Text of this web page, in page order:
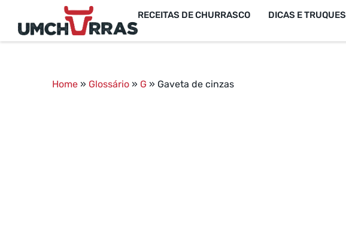
RECEITAS DE CHURRASCO DICAS E TRUQUES
Home » Glossário » G » Gaveta de cinzas